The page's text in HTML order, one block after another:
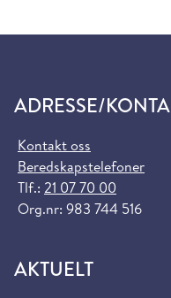
ADRESSE/
Kontakt oss
Beredskapstelefoner
Tlf.: 21 07 70 00
Org.nr: 983 744 516
AKTUELT